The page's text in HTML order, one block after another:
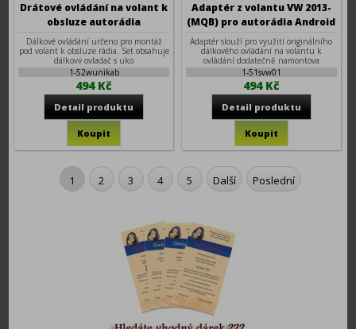
Drátové ovládání na volant k
obsluze autorádia
Dálkové ovládání určeno pro montáž
pod volant k obsluze rádia. Set obsahuje
dálkový ovladač s uko
1-52wunikab
494 Kč
Adaptér z volantu VW 2013-
(MQB) pro autorádia Android
7", 9", 10"
Adaptér slouží pro využití originálního
dálkového ovládání na volantu k
ovládání dodatečně namontova
1-51svw01
494 Kč
1 2 3 4 5 Další Poslední